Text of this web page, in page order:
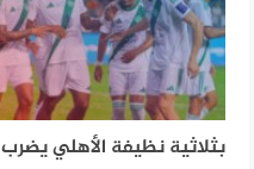
بثلاثية نظيفة الأهلي يضرب